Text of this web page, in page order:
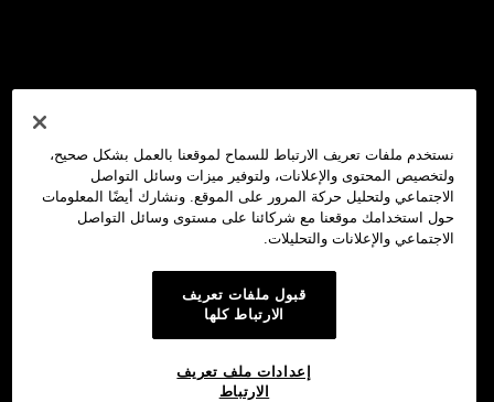
نستخدم ملفات تعريف الارتباط للسماح لموقعنا بالعمل بشكل صحيح،
ولتخصيص المحتوى والإعلانات، ولتوفير ميزات وسائل التواصل
الاجتماعي ولتحليل حركة المرور على الموقع. ونشارك أيضًا المعلومات
حول استخدامك موقعنا مع شركائنا على مستوى وسائل التواصل
الاجتماعي والإعلانات والتحليلات.
قبول ملفات تعريف
الارتباط كلها
إعدادات ملف تعريف
الارتباط